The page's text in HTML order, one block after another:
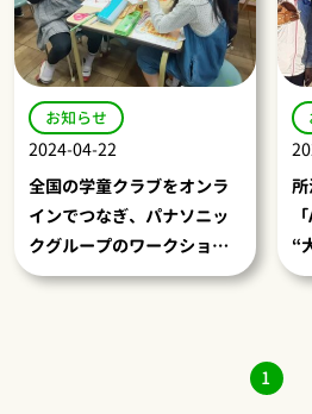
お知らせ
2024-04-22
全国の学童クラブをオンラ
インでつなぎ、パナソニッ
クグループのワークショッ
プ「見えない世界の見つけ
“
1